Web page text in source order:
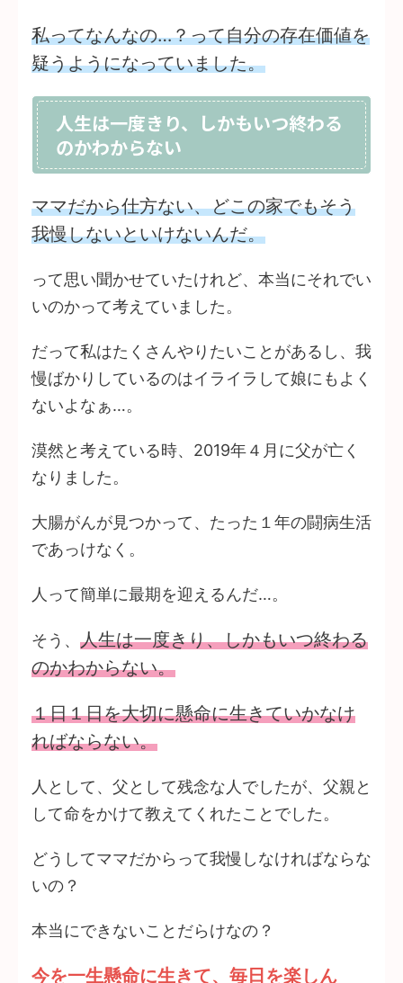
私ってなんなの…？って自分の存在価値を
疑うようになっていました。
人生は一度きり、しかもいつ終わる
のかわからない
ママだから仕方ない、どこの家でもそう
我慢しないといけないんだ。
って思い聞かせていたけれど、本当にそれでい
いのかって考えていました。
だって私はたくさんやりたいことがあるし、我
慢ばかりしているのはイライラして娘にもよく
ないよなぁ…。
漠然と考えている時、2019年４月に父が亡く
なりました。
大腸がんが見つかって、たった１年の闘病生活
であっけなく。
人って簡単に最期を迎えるんだ…。
そう、 人生は一度きり、しかもいつ終わる
のかわからない。
１日１日を大切に懸命に生きていかなけ
ればならない。
人として、父として残念な人でしたが、父親と
して命をかけて教えてくれたことでした。
どうしてママだからって我慢しなければならな
いの？
本当にできないことだらけなの？
今を一生懸命に生きて、毎日を楽しん